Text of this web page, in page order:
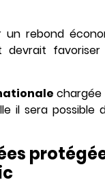
rebond
devrait
il sera possible